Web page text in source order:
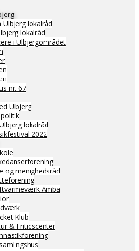
Ulbjerg lokalråd
lokalråd
i Ulbjergområdet
nr. 67
Ulbjerg
lokalråd
2022
og menighedsråd
Amba
Klub
& Fritidscenter